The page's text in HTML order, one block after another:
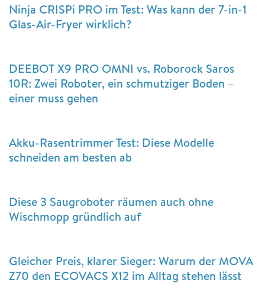
Ninja CRISPi PRO im Test: Was kann der 7-in-1
Glas-Air-Fryer wirklich?
DEEBOT X9 PRO OMNI vs. Roborock Saros
10R: Zwei Roboter, ein schmutziger Boden –
einer muss gehen
Akku-Rasentrimmer Test: Diese Modelle
schneiden am besten ab
Diese 3 Saugroboter räumen auch ohne
Wischmopp gründlich auf
Gleicher Preis, klarer Sieger: Warum der MOVA
Z70 den ECOVACS X12 im Alltag stehen lässt